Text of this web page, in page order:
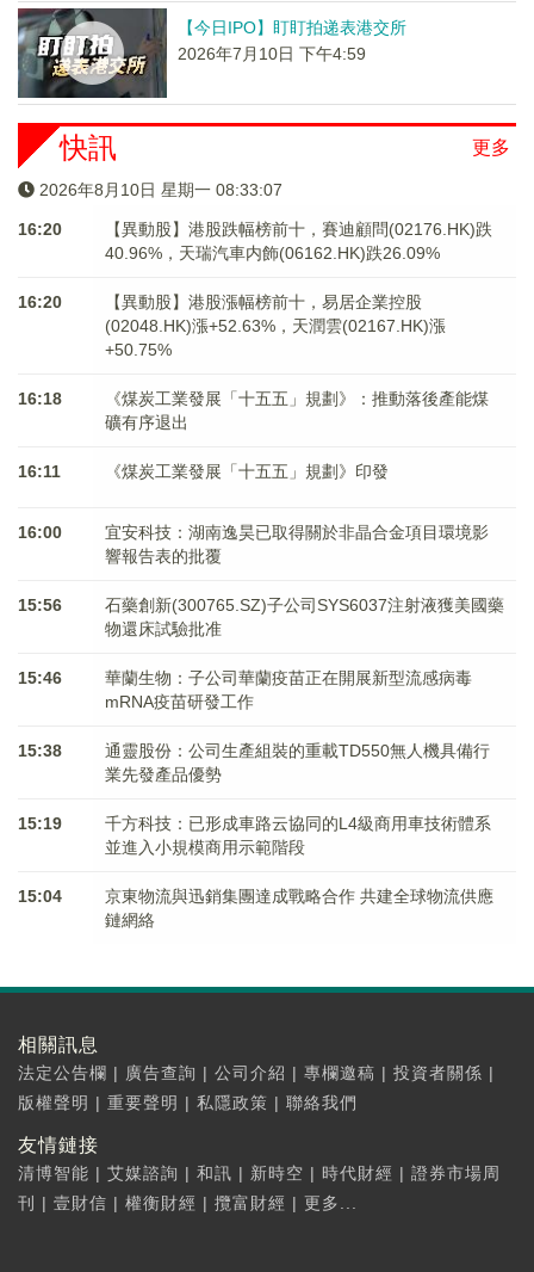
【今日IPO】盯盯拍递表港交所
2026年7月10日 下午4:59
更多
快訊
2026年8月10日 星期一 08:33:08
16:20
【異動股】港股跌幅榜前十，賽迪顧問(02176.HK)跌
40.96%，天瑞汽車内飾(06162.HK)跌26.09%
16:20
【異動股】港股漲幅榜前十，易居企業控股
(02048.HK)漲+52.63%，天潤雲(02167.HK)漲
+50.75%
16:18
《煤炭工業發展「十五五」規劃》：推動落後產能煤
礦有序退出
16:11 《煤炭工業發展「十五五」規劃》印發
16:00
宜安科技：湖南逸昊已取得關於非晶合金項目環境影
響報告表的批覆
15:56
石藥創新(300765.SZ)子公司SYS6037注射液獲美國藥
物還床試驗批准
15:46
華蘭生物：子公司華蘭疫苗正在開展新型流感病毒
mRNA疫苗研發工作
15:38
通靈股份：公司生產組裝的重載TD550無人機具備行
業先發產品優勢
15:19
千方科技：已形成車路云協同的L4級商用車技術體系
並進入小規模商用示範階段
15:04
京東物流與迅銷集團達成戰略合作 共建全球物流供應
鏈網絡
相關訊息
法定公告欄 | 廣告查詢 | 公司介紹 | 專欄邀稿 | 投資者關係 |
版權聲明 | 重要聲明 | 私隱政策 | 聯絡我們
友情鏈接
清博智能 | 艾媒諮詢 | 和訊 | 新時空 | 時代財經 | 證券市場周
刊
| 壹財信 | 權衡財經 | 攬富財經 | 更多...